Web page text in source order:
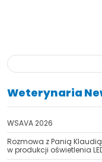
Weterynaria
WSAVA 2026
Rozmowa z Panią
w produkcji oświetlenia